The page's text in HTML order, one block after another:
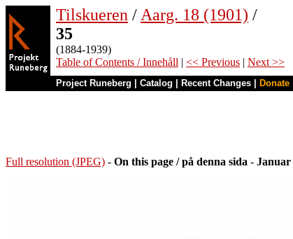
Tilskueren / Aarg. 18 (1901) /
35
(1884-1939)
Table of Contents / Innehåll | << Previous | Next >>
Project Runeberg Catalog Recent Changes Donate
Full resolution (JPEG) - On this page / på denna sida - Januar